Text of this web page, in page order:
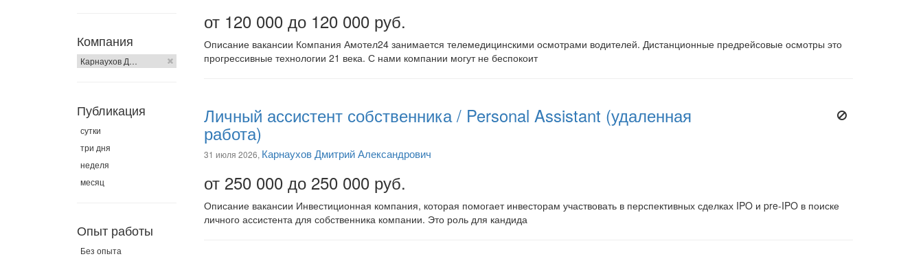
Компания
Карнаухов Д…
Публикация
сутки
три дня
неделя
месяц
Опыт работы
Без опыта
от 120 000 до 120 000 руб.
Описание вакансии Компания Амотел24 занимается телемедицинскими осмотрами водителей. Дистанционные предрейсовые осмотры это
прогрессивные технологии 21 века. С нами компании могут не беспокоит
Личный ассистент собственника / Personal Assistant (удаленная
работа)
31 июля 2026, Карнаухов Дмитрий Александрович
от 250 000 до 250 000 руб.
Описание вакансии Инвестиционная компания, которая помогает инвесторам участвовать в перспективных сделках IPO и pre-IPO в поиске
личного ассистента для собственника компании. Это роль для кандида